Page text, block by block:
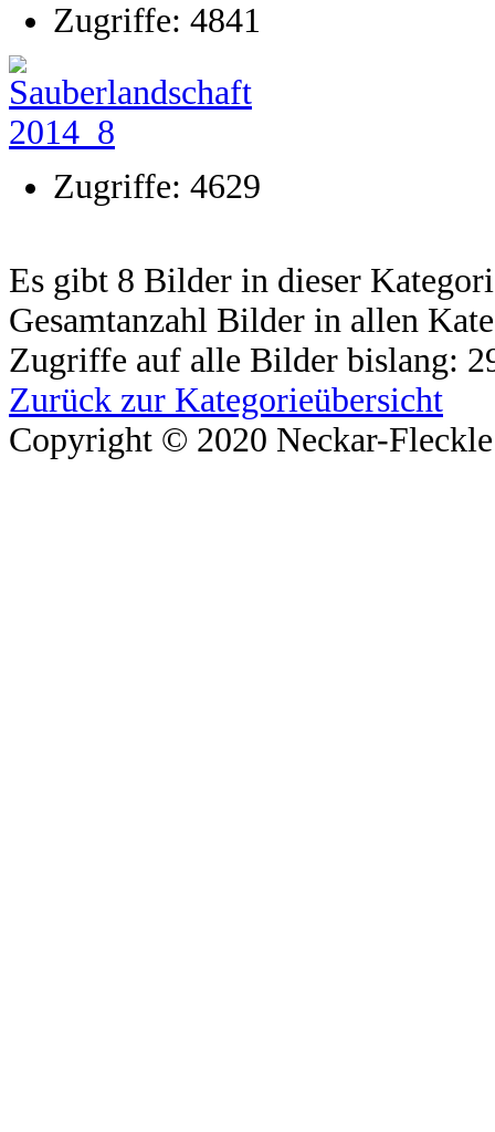
Zugriffe: 4841
Zugriffe: 4629
Es gibt 8 Bilder in dieser
Gesamtanzahl Bilder in allen
Zugriffe auf alle Bilder bislang:
Zurück zur Kategorieübersicht
Copyright © 2020 Neckar-